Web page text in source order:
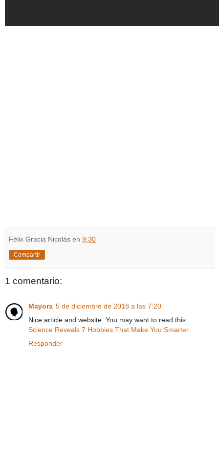
Félix Gracia Nicolás en 9:30
Compartir
1 comentario:
Mayora 5 de diciembre de 2018 a las 7:20
Nice article and website. You may want to read this:
Science Reveals 7 Hobbies That Make You Smarter
Responder